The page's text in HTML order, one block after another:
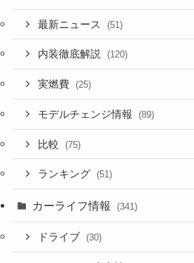
最新ニュース (51)
内装徹底解説 (120)
実燃費 (25)
モデルチェンジ情報 (89)
比較 (75)
ランキング (51)
カーライフ情報 (341)
ドライブ (30)